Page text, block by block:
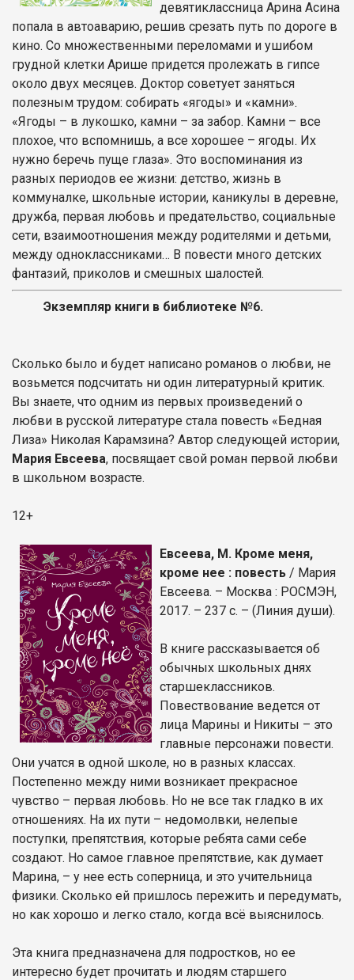
девятиклассница Арина Асина
попала в автоаварию, решив срезать путь по дороге в
кино. Со множественными переломами и ушибом
грудной клетки Арише придется пролежать в гипсе
около двух месяцев. Доктор советует заняться
полезным трудом: собирать «ягоды» и «камни».
«Ягоды – в лукошко, камни – за забор. Камни – все
плохое, что вспомнишь, а все хорошее – ягоды. Их
нужно беречь пуще глаза». Это воспоминания из
разных периодов ее жизни: детство, жизнь в
коммуналке, школьные истории, каникулы в деревне,
дружба, первая любовь и предательство, социальные
сети, взаимоотношения между родителями и детьми,
между одноклассниками… В повести много детских
фантазий, приколов и смешных шалостей.
Экземпляр книги в библиотеке №6.
Сколько было и будет написано романов о любви, не
возьмется подсчитать ни один литературный критик.
Вы знаете, что одним из первых произведений о
любви в русской литературе стала повесть «Бедная
Лиза» Николая Карамзина? Автор следующей истории,
Мария Евсеева, посвящает свой роман первой любви
в школьном возрасте.
12+
Евсеева, М. Кроме меня,
кроме нее : повесть / Мария
Евсеева. – Москва : РОСМЭН,
2017. – 237 с. – (Линия души).
В книге рассказывается об
обычных школьных днях
старшеклассников.
Повествование ведется от
лица Марины и Никиты – это
главные персонажи повести.
Они учатся в одной школе, но в разных классах.
Постепенно между ними возникает прекрасное
чувство – первая любовь. Но не все так гладко в их
отношениях. На их пути – недомолвки, нелепые
поступки, препятствия, которые ребята сами себе
создают. Но самое главное препятствие, как думает
Марина, – у нее есть соперница, и это учительница
физики. Сколько ей пришлось пережить и передумать,
но как хорошо и легко стало, когда всё выяснилось.
Эта книга предназначена для подростков, но ее
интересно будет прочитать и людям старшего